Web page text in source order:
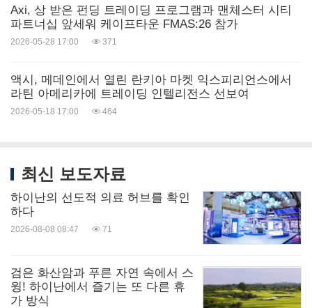
Axi, 상 받은 펀딩 트레이딩 프로그램과 맨체스터 시티
파트너십 앞세워 케이프타운 FMAS:26 참가
2026-05-28 17:00 371
액시, 메데인에서 열린 란키아 마켓 익스피리언스에서
라틴 아메리카에 트레이딩 인텔리전스 선보여
2026-05-18 17:00 464
최신 보도자료
하이난의 선도적 의료 허브를 확인
하다
2026-08-08 08:47 71
검은 화산암과 푸른 자연 속에서 스
윙! 하이난에서 즐기는 또 다른 휴
가 방식